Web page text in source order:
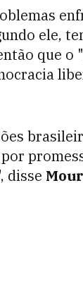
ele,
que
disse